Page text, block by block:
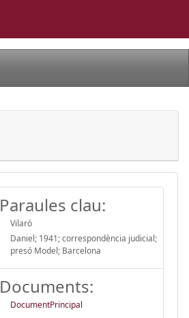
Paraules clau:
Vilaró
Daniel; 1941; correspondència judicial;
presó Model; Barcelona
Documents:
DocumentPrincipal